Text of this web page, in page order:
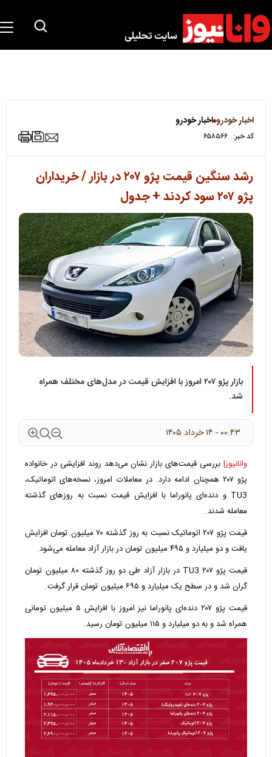
اخبار خودرو اخبار خودرو
کد خبر: ۶۵۸۵۶۶
رشد سنگین قیمت پژو ۲۰۷ در بازار / خریداران
پژو ۲۰۷ سود کردند + جدول
بازار پژو ۲۰۷ امروز با افزایش قیمت در مدل‌های مختلف همراه
شد.
۰۰:۴۳ - ۱۴ خرداد ۱۴۰۵
وانانیوز| بررسی قیمت‌های بازار نشان می‌دهد روند افزایشی در خانواده
پژو ۲۰۷ همچنان ادامه دارد. در معاملات امروز، نسخه‌های اتوماتیک،
TU3 و دنده‌ای پانوراما با افزایش قیمت نسبت به روزهای گذشته
معامله شدند.
قیمت پژو ۲۰۷ اتوماتیک نسبت به روز گذشته ۷۰ میلیون تومان افزایش
یافت و دو میلیارد و ۴۹۵ میلیون تومان در بازار آزاد معامله می‌شود.
قیمت پژو ۲۰۷ TU3 در بازار آزاد طی دو روز گذشته ۸۰ میلیون تومان
گران شد و در سطح یک میلیارد و ۶۹۵ میلیون تومان قرار گرفت.
قیمت پژو ۲۰۷ دنده‌ای پانوراما نیز امروز با افزایش ۵ میلیون تومانی
همراه شد و به دو میلیارد و ۱۱۵ میلیون تومان رسید.